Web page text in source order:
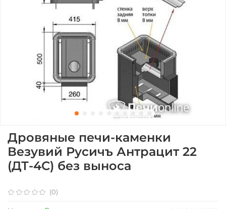
(0)
Дровяные печи-каменки
Везувий Русичъ Антрацит 22
(ДТ-4С) без выноса